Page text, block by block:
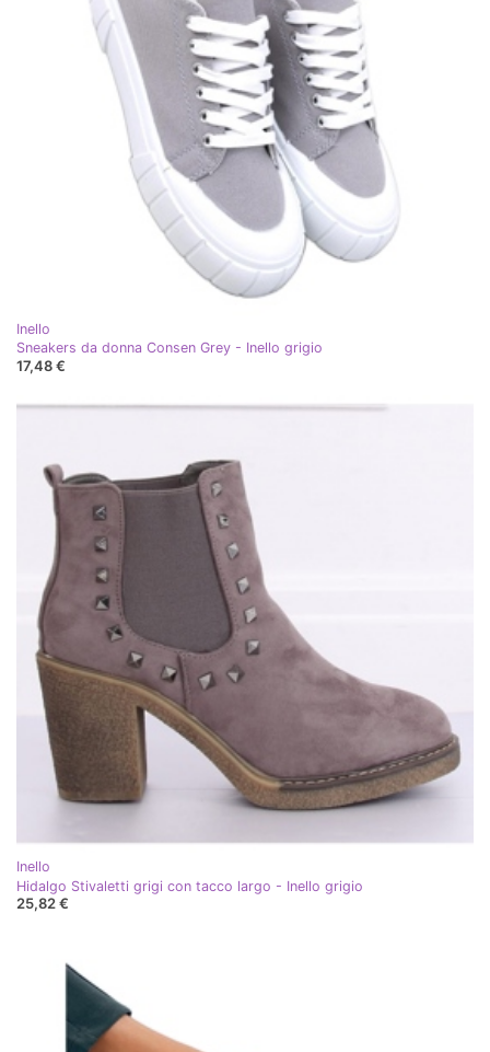
Inello
Sneakers da donna Consen Grey - Inello grigio
17,48 €
Inello
Hidalgo Stivaletti grigi con tacco largo - Inello grigio
25,82 €